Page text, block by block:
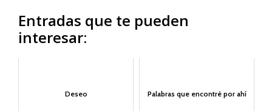
Entradas que te pueden
interesar:
Deseo Palabras que encontré por ahí